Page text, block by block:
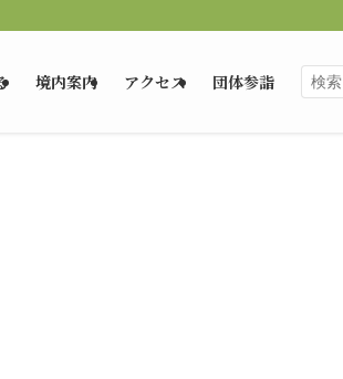
境内案内 アクセス 団体参詣